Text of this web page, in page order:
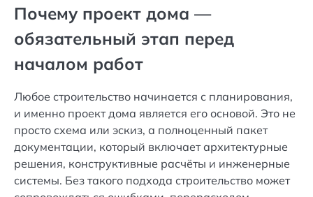
Почему проект дома —
обязательный этап перед
началом работ
Любое строительство начинается с планирования,
и именно проект дома является его основой. Это не
просто схема или эскиз, а полноценный пакет
документации, который включает архитектурные
решения, конструктивные расчёты и инженерные
системы. Без такого подхода строительство может